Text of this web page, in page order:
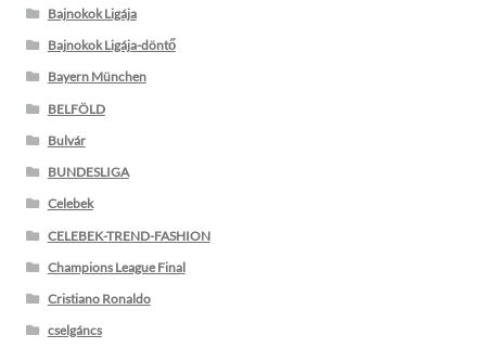
Bajnokok Ligája
Bajnokok Ligája-döntő
Bayern München
BELFÖLD
Bulvár
BUNDESLIGA
Celebek
CELEBEK-TREND-FASHION
Champions League Final
Cristiano Ronaldo
cselgáncs